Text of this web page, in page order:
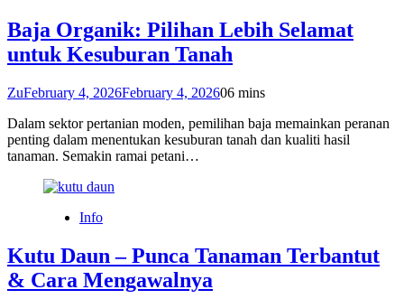
Baja Organik: Pilihan Lebih Selamat
untuk Kesuburan Tanah
ZuFebruary 4, 2026February 4, 202606 mins
Dalam sektor pertanian moden, pemilihan baja memainkan peranan
penting dalam menentukan kesuburan tanah dan kualiti hasil
tanaman. Semakin ramai petani…
Info
Kutu Daun – Punca Tanaman Terbantut
& Cara Mengawalnya